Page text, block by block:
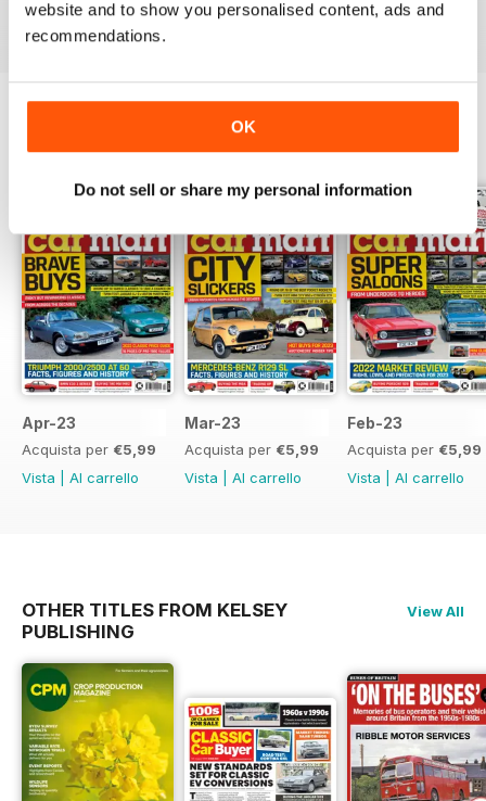
website and to show you personalised content, ads and
recommendations.
OK
Do not sell or share my personal information
EDIZIONI INDIETRO Visualizza tutti
Apr-23
Acquista per €5,99
Vista
Al carrello
Mar-23
Acquista per €5,99
Vista
Al carrello
Feb-23
Acquista per €5,99
Vista
Al carrello
OTHER TITLES FROM KELSEY
PUBLISHING
View All